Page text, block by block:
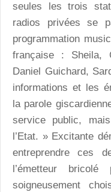
seules les trois
radios privées se
programmation
française : Sheila,
Daniel Guichard,
informations et les
la parole
service public,
l’Etat. » Excitante
entreprendre ces
l’émetteur
soigneusement